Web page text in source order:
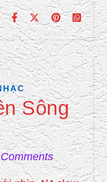
Sông